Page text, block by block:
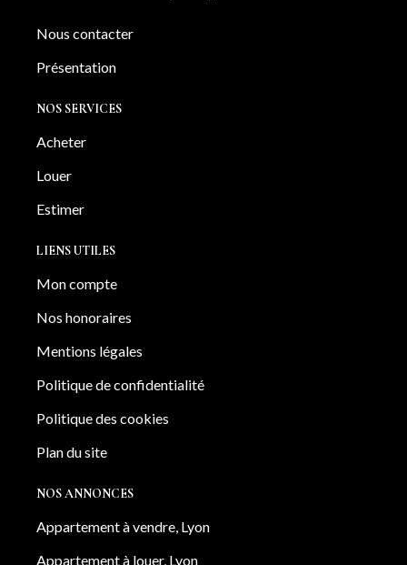
Nous contacter
Présentation
NOS SERVICES
Acheter
Louer
Estimer
LIENS UTILES
Mon compte
Nos honoraires
Mentions légales
Politique de confidentialité
Politique des cookies
Plan du site
NOS ANNONCES
Appartement à vendre, Lyon
Appartement à louer, Lyon